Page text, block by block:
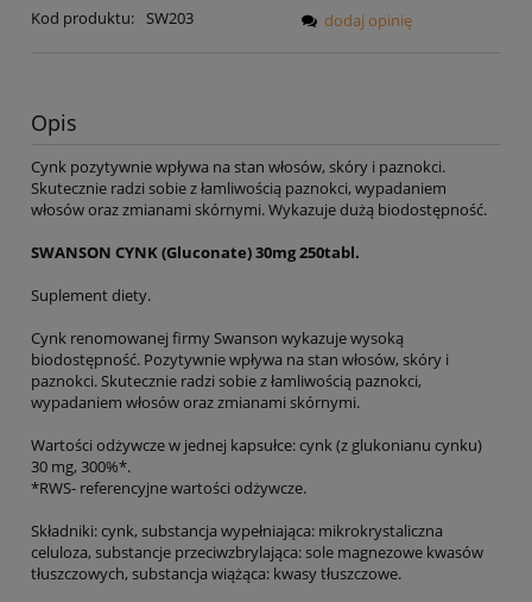
Kod produktu: SW203
dodaj opinię
Opis
Cynk pozytywnie wpływa na stan włosów, skóry i paznokci.
Skutecznie radzi sobie z łamliwością paznokci, wypadaniem
włosów oraz zmianami skórnymi. Wykazuje dużą biodostępność.
SWANSON CYNK (Gluconate) 30mg 250tabl.
Suplement diety.
Cynk renomowanej firmy Swanson wykazuje wysoką
biodostępność. Pozytywnie wpływa na stan włosów, skóry i
paznokci. Skutecznie radzi sobie z łamliwością paznokci,
wypadaniem włosów oraz zmianami skórnymi.
Wartości odżywcze w jednej kapsułce: cynk (z glukonianu cynku)
30 mg, 300%*.
*RWS- referencyjne wartości odżywcze.
Składniki: cynk, substancja wypełniająca: mikrokrystaliczna
celuloza, substancje przeciwzbrylająca: sole magnezowe kwasów
tłuszczowych, substancja wiążąca: kwasy tłuszczowe.